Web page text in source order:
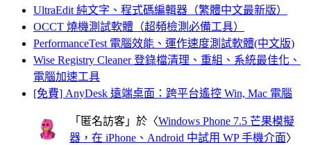
UltraEdit 純文字、程式碼編輯器（繁體中文最新版）
OCCT 燒機測試軟體（超頻檢測必備工具）
PerformanceTest 電腦效能、運作速度測試軟體(中文版)
Wise Registry Cleaner 登錄檔清理、重組、系統最佳化、
電腦加速工具
[免費] AnyDesk 遠端桌面：跨平台遙控 Win, Mac 電腦
「 匿名訪客 」於〈Windows Phone 7.5 芒果模擬
器，在 iPhone、Android 中試用 WP 手機介面〉